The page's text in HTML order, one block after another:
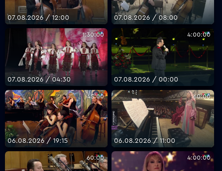
07.08.2026 / 12:00 07.08.2026 / 08:00
1:30:00
07.08.2026 / 04:30
4:00:00
07.08.2026 / 00:00
45:00
06.08.2026 / 19:15
60:00
06.08.2026 / 11:00
60:00 4:00:00